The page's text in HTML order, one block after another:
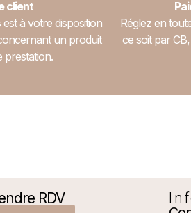
client
est à votre disposition
un produit
prestation.
Réglez en
ce soit par
RDV